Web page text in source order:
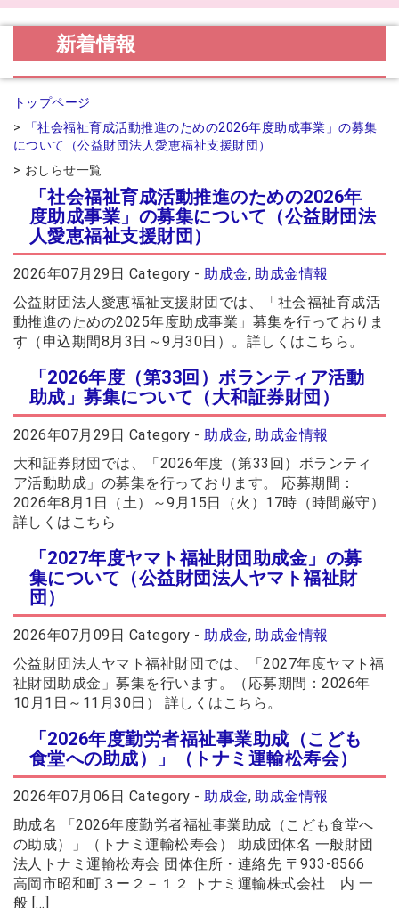
がんばる介護職員応援事業 イメー
ジアップ動画広告のSNS広告配信プロポーザルの実
施について
TOYAMA 2026に参加される法人の皆様へ
2026年07月14日
ソウェルクラブ
会員交流事業を更新しました。
2026年07月10日
ソウェルクラブ
その他の会員情報サービスを更新しま
した。
2026年07月06日
福祉カレッジ
№29 強度行動障害支援者養成研修（基
礎研修）の募集を開始しました。
新着情報
トップページ
「社会福祉育成活動推進のための2026年度助成事業」の募集
について（公益財団法人愛恵福祉支援財団）
おしらせ一覧
「社会福祉育成活動推進のための2026年
度助成事業」の募集について（公益財団法
人愛恵福祉支援財団）
2026年07月29日 Category -助成金,助成金情報
公益財団法人愛恵福祉支援財団では、「社会福祉育成活
動推進のための2025年度助成事業」募集を行っておりま
す（申込期間8月3日～9月30日）。詳しくはこちら。
「2026年度（第33回）ボランティア活動
助成」募集について（大和証券財団）
2026年07月29日 Category -助成金,助成金情報
大和証券財団では、「2026年度（第33回）ボランティ
ア活動助成」の募集を行っております。 応募期間：
2026年8月1日（土）～9月15日（火）17時（時間厳守）
詳しくはこちら
「2027年度ヤマト福祉財団助成金」の募
集について（公益財団法人ヤマト福祉財
団）
2026年07月09日 Category -助成金,助成金情報
公益財団法人ヤマト福祉財団では、「2027年度ヤマト福
祉財団助成金」募集を行います。（応募期間：2026年
10月1日～11月30日） 詳しくはこちら。
「2026年度勤労者福祉事業助成（こども
食堂への助成）」（トナミ運輸松寿会）
2026年07月06日 Category -助成金,助成金情報
助成名 「2026年度勤労者福祉事業助成（こども食堂へ
の助成）」（トナミ運輸松寿会） 助成団体名 一般財団
法人トナミ運輸松寿会 団体住所・連絡先 〒933-8566
高岡市昭和町３ー２－１２ トナミ運輸株式会社 内 一
般 […]